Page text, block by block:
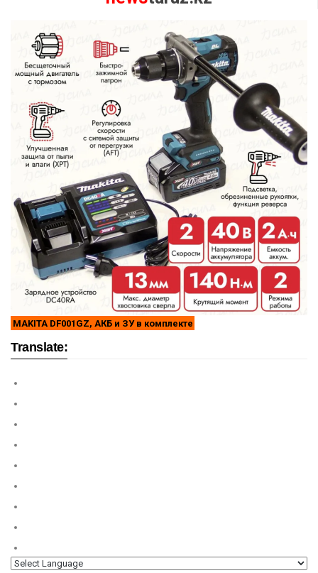
MAKITA DF001GZ, АКБ и ЗУ в комплекте
Translate: